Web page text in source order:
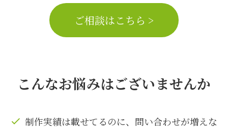
ご相談はこちら >
こんなお悩みはございませんか
制作実績は載せてるのに、問い合わせが増えな